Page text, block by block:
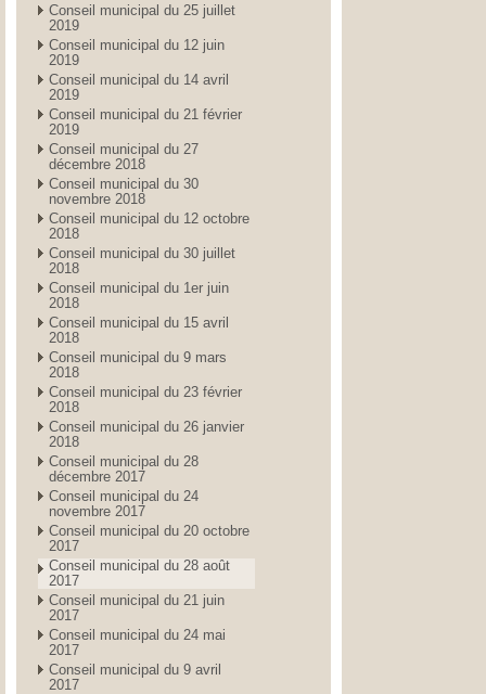
Conseil municipal du 25 juillet
2019
Conseil municipal du 12 juin
2019
Conseil municipal du 14 avril
2019
Conseil municipal du 21 février
2019
Conseil municipal du 27
décembre 2018
Conseil municipal du 30
novembre 2018
Conseil municipal du 12 octobre
2018
Conseil municipal du 30 juillet
2018
Conseil municipal du 1er juin
2018
Conseil municipal du 15 avril
2018
Conseil municipal du 9 mars
2018
Conseil municipal du 23 février
2018
Conseil municipal du 26 janvier
2018
Conseil municipal du 28
décembre 2017
Conseil municipal du 24
novembre 2017
Conseil municipal du 20 octobre
2017
Conseil municipal du 28 août
2017
Conseil municipal du 21 juin
2017
Conseil municipal du 24 mai
2017
Conseil municipal du 9 avril
2017